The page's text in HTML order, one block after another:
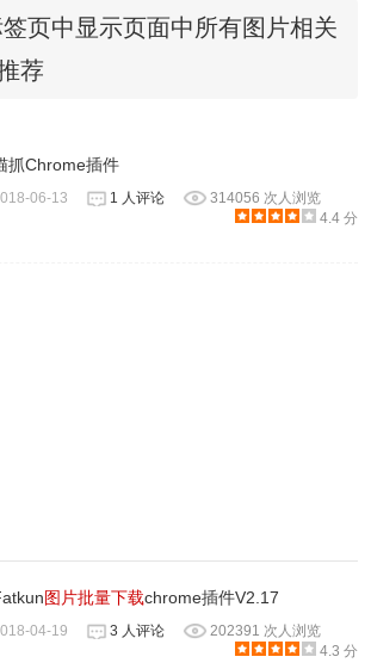
全部图片收下实现“曲线”批量下载的。
和 Firefox 浏览器，安装之后会在网
页中显示页面中所有图片相关
荐
抓Chrome插件
06-13 1 人评论
314056 次人浏览
4.4 分
图片批量下载chrome插件V2.17
04-19 3 人评论
202391 次人浏览
4.3 分